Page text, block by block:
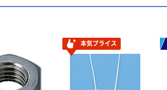
本気プライス